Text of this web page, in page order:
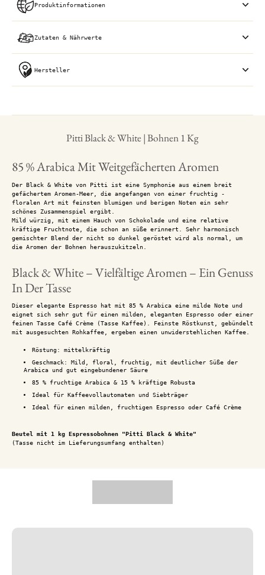
Produktinformationen
Zutaten & Nährwerte
Hersteller
Pitti Black & White | Bohnen 1 Kg
85 % Arabica Mit Weitgefächerten Aromen
Der Black & White von Pitti ist eine Symphonie aus einem breit
gefächertem Aromen-Meer, die angefangen von einer fruchtig -
floralen Art mit feinsten blumigen und berigen Noten ein sehr
schönes Zusammenspiel ergibt.
Mild würzig, mit einem Hauch von Schokolade und eine relative
kräftige Fruchtnote, die schon an süße erinnert. Sehr harmonisch
gemischter Blend der nicht so dunkel geröstet wird als normal, um
die Aromen der Bohnen herauszukitzeln.
Black & White – Vielfältige Aromen – Ein Genuss
In Der Tasse
Dieser elegante Espresso hat mit 85 % Arabica eine milde Note und
eignet sich sehr gut für einen milden, eleganten Espresso oder einer
feinen Tasse Café Crème (Tasse Kaffee). Feinste Röstkunst, gebündelt
mit ausgesuchten Rohkaffee, ergeben einen unwiderstehlichen Kaffee.
Röstung: mittelkräftig
Geschmack: Mild, floral, fruchtig, mit deutlicher Süße der
Arabica und gut eingebundener Säure
85 % fruchtige Arabica & 15 % kräftige Robusta
Ideal für Kaffeevollautomaten und Siebträger
Ideal für einen milden, fruchtigen Espresso oder Café Crème
Beutel mit 1 kg Espressobohnen "Pitti Black & White"
(Tasse nicht im Lieferungsumfang enthalten)